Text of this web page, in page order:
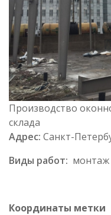
Производство
склада
Адрес: Санкт-
Виды работ: монтаж
Координаты метки